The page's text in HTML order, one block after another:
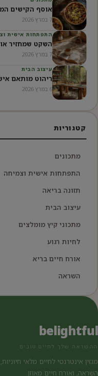
אוסף הקישים
7 במרץ 2026
התפתחות אישית
השקט שמחזיר
7 במרץ 2026
עיצוב הבית
ריהוט מותאם
6 במרץ 2026
קטגוריות
מתכונים
התפתחות אישית וצמיחה
תזונה בריאה
עיצוב הבית
מתכוני קיץ מומלצים
לחיות רגוע
אורח חיים בריא
השראה
belightful
ההשראה שלך לחיים טובים
מגזין אינטרנטי לחיים מלאי חיוניות,
השראה, ואורח חיים מאוזן.